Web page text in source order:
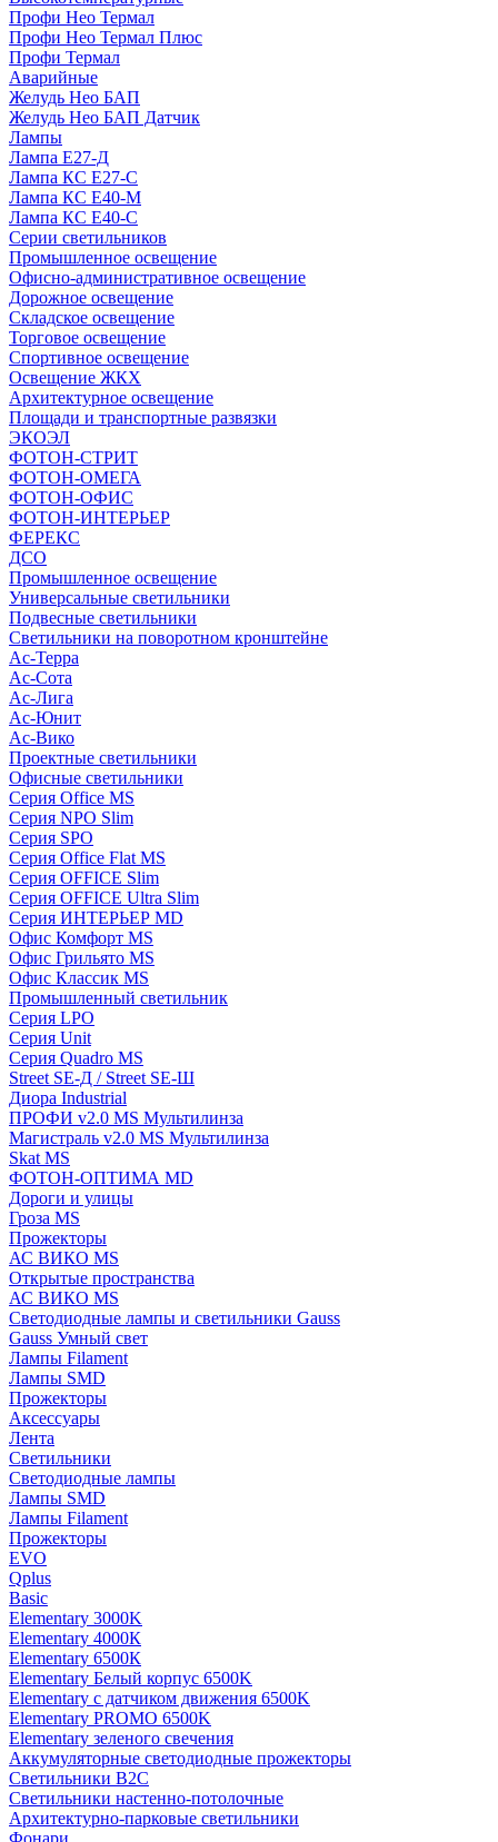
Профи Нео Термал
Профи Нео Термал Плюс
Профи Термал
Аварийные
Желудь Нео БАП
Желудь Нео БАП Датчик
Лампы
Лампа Е27-Д
Лампа КС Е27-С
Лампа КС Е40-М
Лампа КС Е40-С
Серии светильников
Промышленное освещение
Офисно-административное освещение
Дорожное освещение
Складское освещение
Торговое освещение
Спортивное освещение
Освещение ЖКХ
Архитектурное освещение
Площади и транспортные развязки
ЭКОЭЛ
ФОТОН-СТРИТ
ФОТОН-ОМЕГА
ФОТОН-ОФИС
ФОТОН-ИНТЕРЬЕР
ФЕРЕКС
ДСО
Промышленное освещение
Универсальные светильники
Подвесные светильники
Светильники на поворотном кронштейне
Ас-Терра
Ас-Сота
Ас-Лига
Ас-Юнит
Ас-Вико
Проектные светильники
Офисные светильники
Серия Office MS
Серия NPO Slim
Серия SPO
Серия Office Flat MS
Серия OFFICE Slim
Серия OFFICE Ultra Slim
Серия ИНТЕРЬЕР MD
Офис Комфорт MS
Офис Грильято MS
Офис Классик MS
Промышленный светильник
Серия LPO
Серия Unit
Серия Quadro MS
Street SE-Д / Street SE-Ш
Диора Industrial
ПРОФИ v2.0 MS Мультилинза
Магистраль v2.0 MS Мультилинза
Skat MS
ФОТОН-ОПТИМА MD
Дороги и улицы
Гроза MS
Прожекторы
АС ВИКО MS
Открытые пространства
АС ВИКО MS
Светодиодные лампы и светильники Gauss
Gauss Умный свет
Лампы Filament
Лампы SMD
Прожекторы
Аксессуары
Лента
Светильники
Светодиодные лампы
Лампы SMD
Лампы Filament
Прожекторы
EVO
Qplus
Basic
Elementary 3000K
Elementary 4000К
Elementary 6500К
Elementary Белый корпус 6500K
Elementary с датчиком движения 6500K
Elementary PROMO 6500K
Elementary зеленого свечения
Аккумуляторные светодиодные прожекторы
Светильники B2C
Светильники настенно-потолочные
Архитектурно-парковые светильники
Фонари